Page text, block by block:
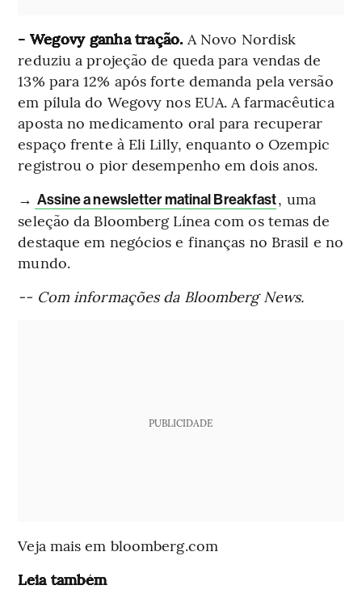
- Wegovy ganha tração. A Novo Nordisk
reduziu a projeção de queda para vendas de
13% para 12% após forte demanda pela versão
em pílula do Wegovy nos EUA. A farmacêutica
aposta no medicamento oral para recuperar
espaço frente à Eli Lilly, enquanto o Ozempic
registrou o pior desempenho em dois anos.
→ Assine a newsletter matinal Breakfast, uma
seleção da Bloomberg Línea com os temas de
destaque em negócios e finanças no Brasil e no
mundo.
-- Com informações da Bloomberg News.
PUBLICIDADE
Veja mais em bloomberg.com
Leia também